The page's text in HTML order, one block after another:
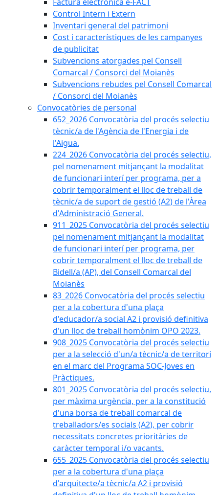
Control Intern i Extern
Inventari general del patrimoni
Cost i característiques de les campanyes
de publicitat
Subvencions atorgades pel Consell
Comarcal / Consorci del Moianès
Subvencions rebudes pel Consell Comarcal
/ Consorci del Moianès
Convocatòries de personal
652_2026 Convocatòria del procés selectiu
tècnic/a de l'Agència de l'Energia i de
l'Aigua.
224_2026 Convocatòria del procés selectiu,
pel nomenament mitjançant la modalitat
de funcionari interí per programa, per a
cobrir temporalment el lloc de treball de
tècnic/a de suport de gestió (A2) de l'Àrea
d'Administració General.
911_2025 Convocatòria del procés selectiu
pel nomenament mitjançant la modalitat
de funcionari interí per programa, per
cobrir temporalment el lloc de treball de
Bidell/a (AP), del Consell Comarcal del
Moianès
83_2026 Convocatòria del procés selectiu
per a la cobertura d'una plaça
d'educador/a social A2 i provisió definitiva
d'un lloc de treball homònim OPO 2023.
908_2025 Convocatòria del procés selectiu
per a la selecció d'un/a tècnic/a de territori
en el marc del Programa SOC-Joves en
Pràctiques.
801_2025 Convocatòria del procés selectiu,
per màxima urgència, per a la constitució
d'una borsa de treball comarcal de
treballadors/es socials (A2), per cobrir
necessitats concretes prioritàries de
caràcter temporal i/o vacants.
655_2025 Convocatòria del procés selectiu
per a la cobertura d'una plaça
d'arquitecte/a tècnic/a A2 i provisió